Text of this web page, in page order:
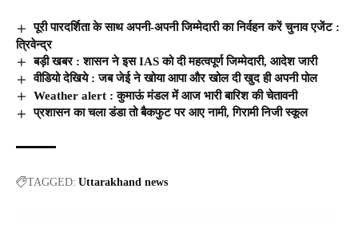
पूरी पारदर्शिता के साथ अपनी-अपनी जिम्मेदारी का निर्वहन करें चुनाव एजेंट :
त्रिवेन्द्र
बड़ी खबर : शासन ने इस IAS को दी महत्वपूर्ण जिम्मेदारी, आदेश जारी
वीडियो देखिये : जब जेई ने खोया आपा और खोल दी खुद ही अपनी पोल
Weather alert : कुमाऊं मंडल में आज भारी बारिश की चेतावनी
प्रशासन का चला डंडा तो बैकफुट पर आए नामी, गिरामी निजी स्कूल
TAGGED: Uttarakhand news